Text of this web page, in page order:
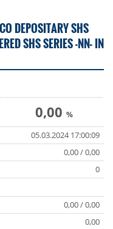
DEPOSITARY SHS
SHS SERIES -NN- IN
0,00 %
05.03.2024 17:00:09
0,00 / 0,00
0
0,00 / 0,00
0,00